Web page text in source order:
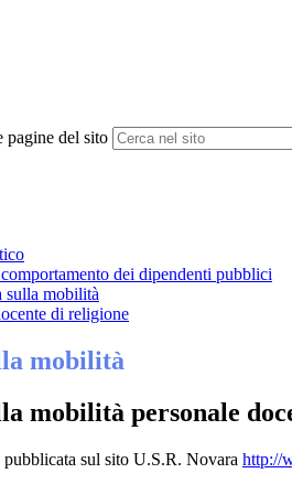
pagine del sito
dei dipendenti pubblici
sulla mobilità
di religione
mobilità
mobilità personale
sul sito U.S.R. Novara http://